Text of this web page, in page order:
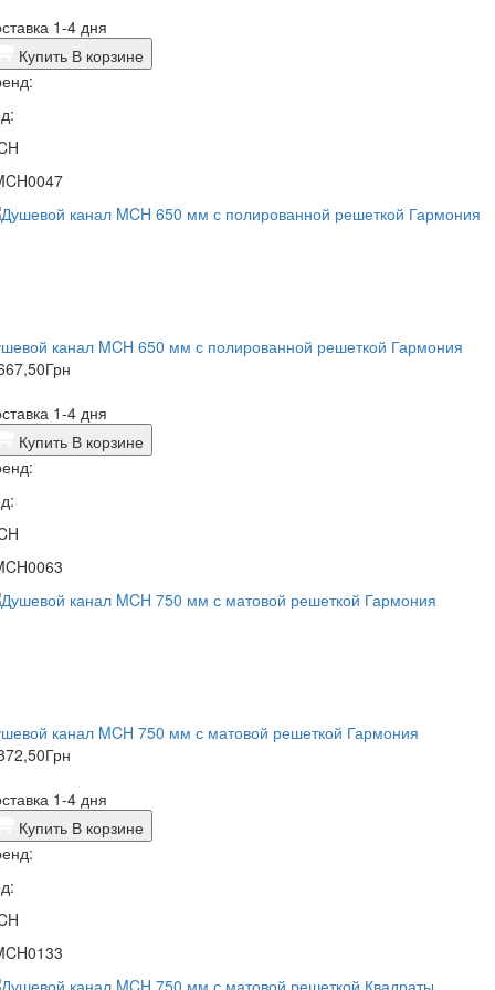
1-4 дня
Купить В корзине
канал MCH 650 мм с полированной решеткой Гармония
Грн
1-4 дня
Купить В корзине
канал MCH 750 мм с матовой решеткой Гармония
Грн
1-4 дня
Купить В корзине